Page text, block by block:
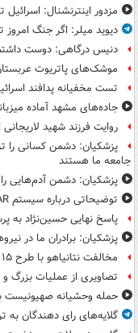
مزدور اینترنشنال:
دیوید میلر: اگر جنگ
دنیس درگاهی: دوست
موشک‌های پاتریوت
تست مخفیانه پدافند
جاده‌های مشهد آماده
روایت فرزند شهید
پزشکیان: دشمن کسانی را
جامعه ما هستند
پزشکیان: دشمن آدم‌هایی
توضیحاتی درباره سیستم Van VAR در فوتبال ایران
پاسخ نهایی حسین‌نژاد به
پزشکیان: برادران ما در
مخالفت نتانیاهو با طرح ۱۵ ماده ای غزه و تکرار لفاظی علیه ایران
تصاویری از عملیات بزرگ
حمله وحشیانه صهیونیست
گلایه‌های رای دهندگان به